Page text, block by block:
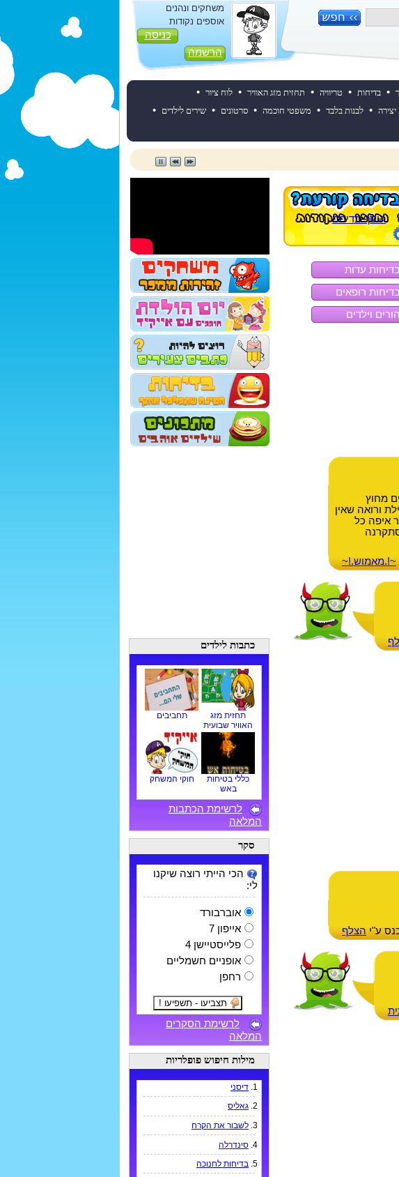
משחקים ונהנים
אוספים נקודות
כניסה
הרשמה
• בדיחות • טריוויה • תחזית מזג האוויר • לוח ציור •
• לבנות בלבד • משפטי חוכמה • סרטונים • שירים לילדים •
הוסף בדיחה
בדיחות עדות
בדיחות רופאים
הורים וילדים
מחוץ
ורואה שאין
איפה כל
~!.מאמוש.!~
ע"י הצלף
כתבות לילדים
תחזית מזג
האוויר שבועית
תחביבים
כללי בטיחות
באש
חוקי המשחק
לרשימת הכתבות
המלאה
סקר
הכי הייתי רוצה שיקנו
לי:
אוברבורד
אייפון 7
פלייסטיישן 4
אופניים חשמליים
רחפן
לרשימת הסקרים
המלאה
מילות חיפוש פופלריות
1. דיסני
2. גאליס
3. לשבור את הקרח
4. סינדרלה
5. בדיחות לחנוכה